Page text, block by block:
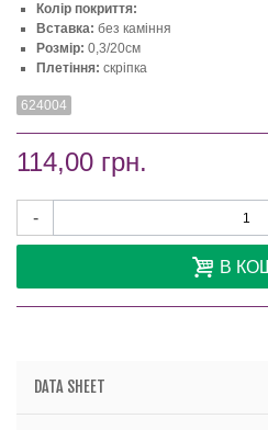
Колір покриття:
Вставка: без каміння
Розмір: 0,3/20см
Плетіння: скріпка
624004
114,00 грн.
-
В
DATA SHEET